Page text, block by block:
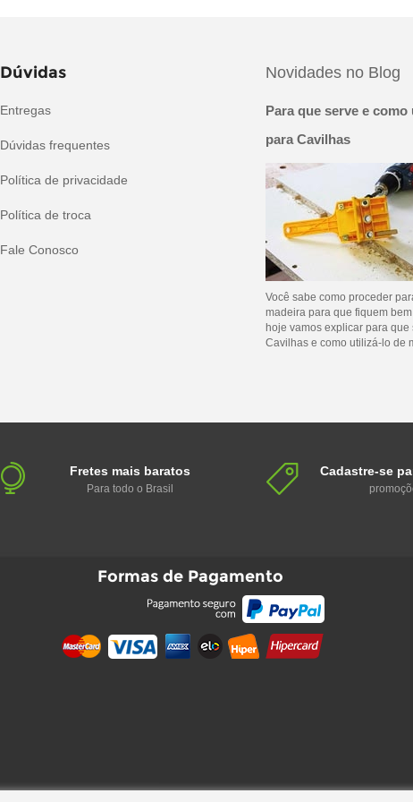
Dúvidas
Entregas
Dúvidas frequentes
Política de privacidade
Política de troca
Fale Conosco
Novidades no Blog
Para que serve e
para Cavilhas
Você sabe como proceder
madeira para que fiquem
hoje vamos explicar para
Cavilhas e como utilizá-lo de
Fretes mais baratos
Para todo o Brasil
Cadastre-se
Formas de Pagamento